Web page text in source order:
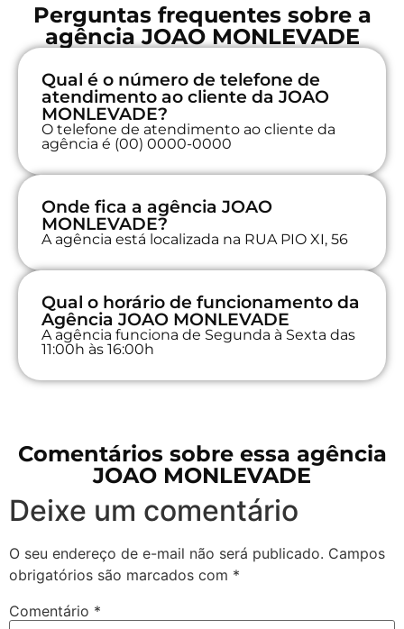
Perguntas frequentes sobre a
agência JOAO MONLEVADE
Qual é o número de telefone de
atendimento ao cliente da JOAO
MONLEVADE?
O telefone de atendimento ao cliente da
agência é (00) 0000-0000
Onde fica a agência JOAO
MONLEVADE?
A agência está localizada na RUA PIO XI, 56
Qual o horário de funcionamento da
Agência JOAO MONLEVADE
A agência funciona de Segunda à Sexta das
11:00h às 16:00h
Comentários sobre essa agência
JOAO MONLEVADE
Deixe um comentário
O seu endereço de e-mail não será publicado. Campos
obrigatórios são marcados com *
Comentário *